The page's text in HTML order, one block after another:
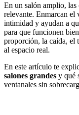
En un salón amplio,
relevante. Enmarcan el
intimidad y ayudan a
para que funcionen
proporción, la caída, el
al espacio real.
En este artículo te
salones grandes y qué
ventanales sin